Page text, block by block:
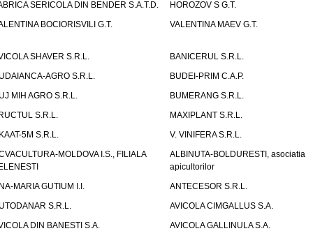
SERICOLA DIN BENDER S.A.T.D.
HOROZOV S G.T.
BOCIORISVILI G.T.
VALENTINA MAEV G.T.
SHAVER S.R.L.
BANICERUL S.R.L.
AGRO S.R.L.
BUDEI-PRIM C.A.P.
MIH AGRO S.R.L.
BUMERANG S.R.L.
S.R.L.
MAXIPLANT S.R.L.
5M S.R.L.
V. VINIFERA S.R.L.
MOLDOVA I.S., FILIALA
ALBINUTA-BOLDURESTI, asociatia
apicultorilor
MARIA GUTIUM I.I.
ANTECESOR S.R.L.
S.R.L.
AVICOLA CIMGALLUS S.A.
DIN BANESTI S.A.
AVICOLA GALLINULA S.A.